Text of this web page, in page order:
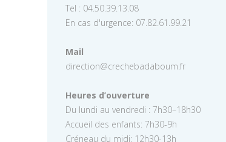
Tel : 04.50.39.13.08
En cas d'urgence: 07.82.61.99.21
Mail
direction@crechebadaboum.fr
Heures d’ouverture
Du lundi au vendredi : 7h30–18h30
Accueil des enfants: 7h30-9h
Créneau du midi: 12h30-13h